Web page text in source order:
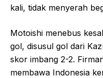
kali, tidak menyerah
Motoishi menebus
gol, disusul gol dari
skor imbang 2-2.
membawa Indonesia